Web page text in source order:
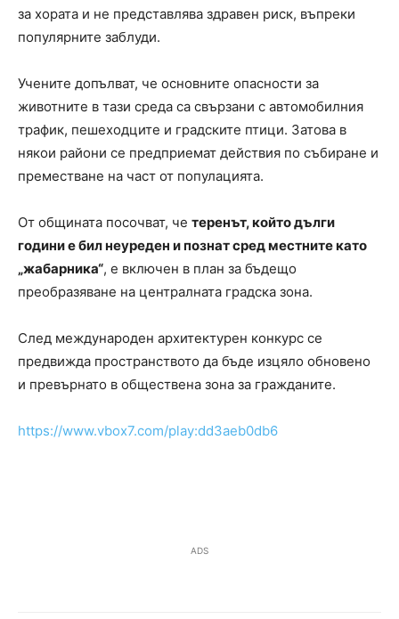
за хората и не представлява здравен риск, въпреки
популярните заблуди.
Учените допълват, че основните опасности за
животните в тази среда са свързани с автомобилния
трафик, пешеходците и градските птици. Затова в
някои райони се предприемат действия по събиране и
преместване на част от популацията.
От общината посочват, че теренът, който дълги
години е бил неуреден и познат сред местните като
„жабарника“, е включен в план за бъдещо
преобразяване на централната градска зона.
След международен архитектурен конкурс се
предвижда пространството да бъде изцяло обновено
и превърнато в обществена зона за гражданите.
https://www.vbox7.com/play:dd3aeb0db6
ADS